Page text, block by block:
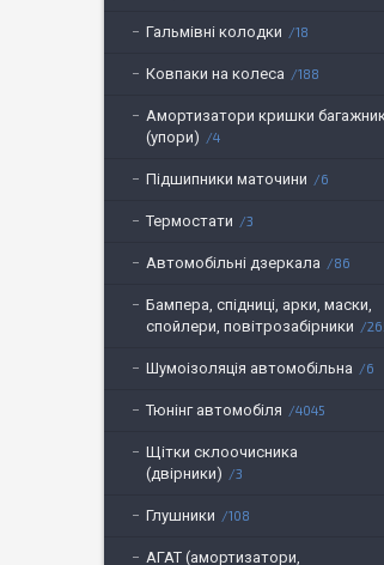
Гальмівні колодки 18
Ковпаки на колеса 188
Амортизатори кришки
(упори)
4
Підшипники маточини 6
Термостати 3
Автомобільні дзеркала 86
Бампера, спідниці, арки, маски,
спойлери, повітрозабірники
Шумоізоляція автомобільна 6
Тюнінг автомобіля 4045
Щітки склоочисника
(двірники)
3
Глушники 108
АГАТ (амортизатори,